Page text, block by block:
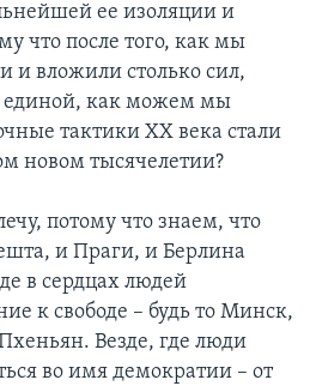
ее изоляции и
что после того, как мы
и вложили столько сил,
единой, как можем мы
тактики ХХ века стали
новом тысячелетии?
потому что знаем, что
и Праги, и Берлина
в сердцах людей
к свободе – будь то Минск,
Везде, где люди
во имя демократии – от